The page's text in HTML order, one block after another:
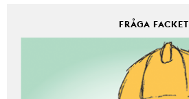
FRÅGA FACKET